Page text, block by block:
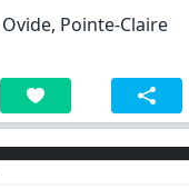
Pointe-Claire